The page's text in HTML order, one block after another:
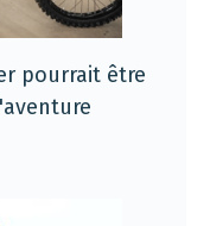
pourrait être